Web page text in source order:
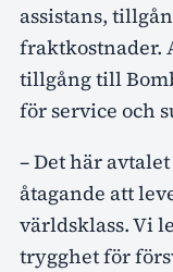
assistans,
fraktkostnader.
tillgång till
för service och
– Det här
åtagande att
världsklass. Vi
trygghet för